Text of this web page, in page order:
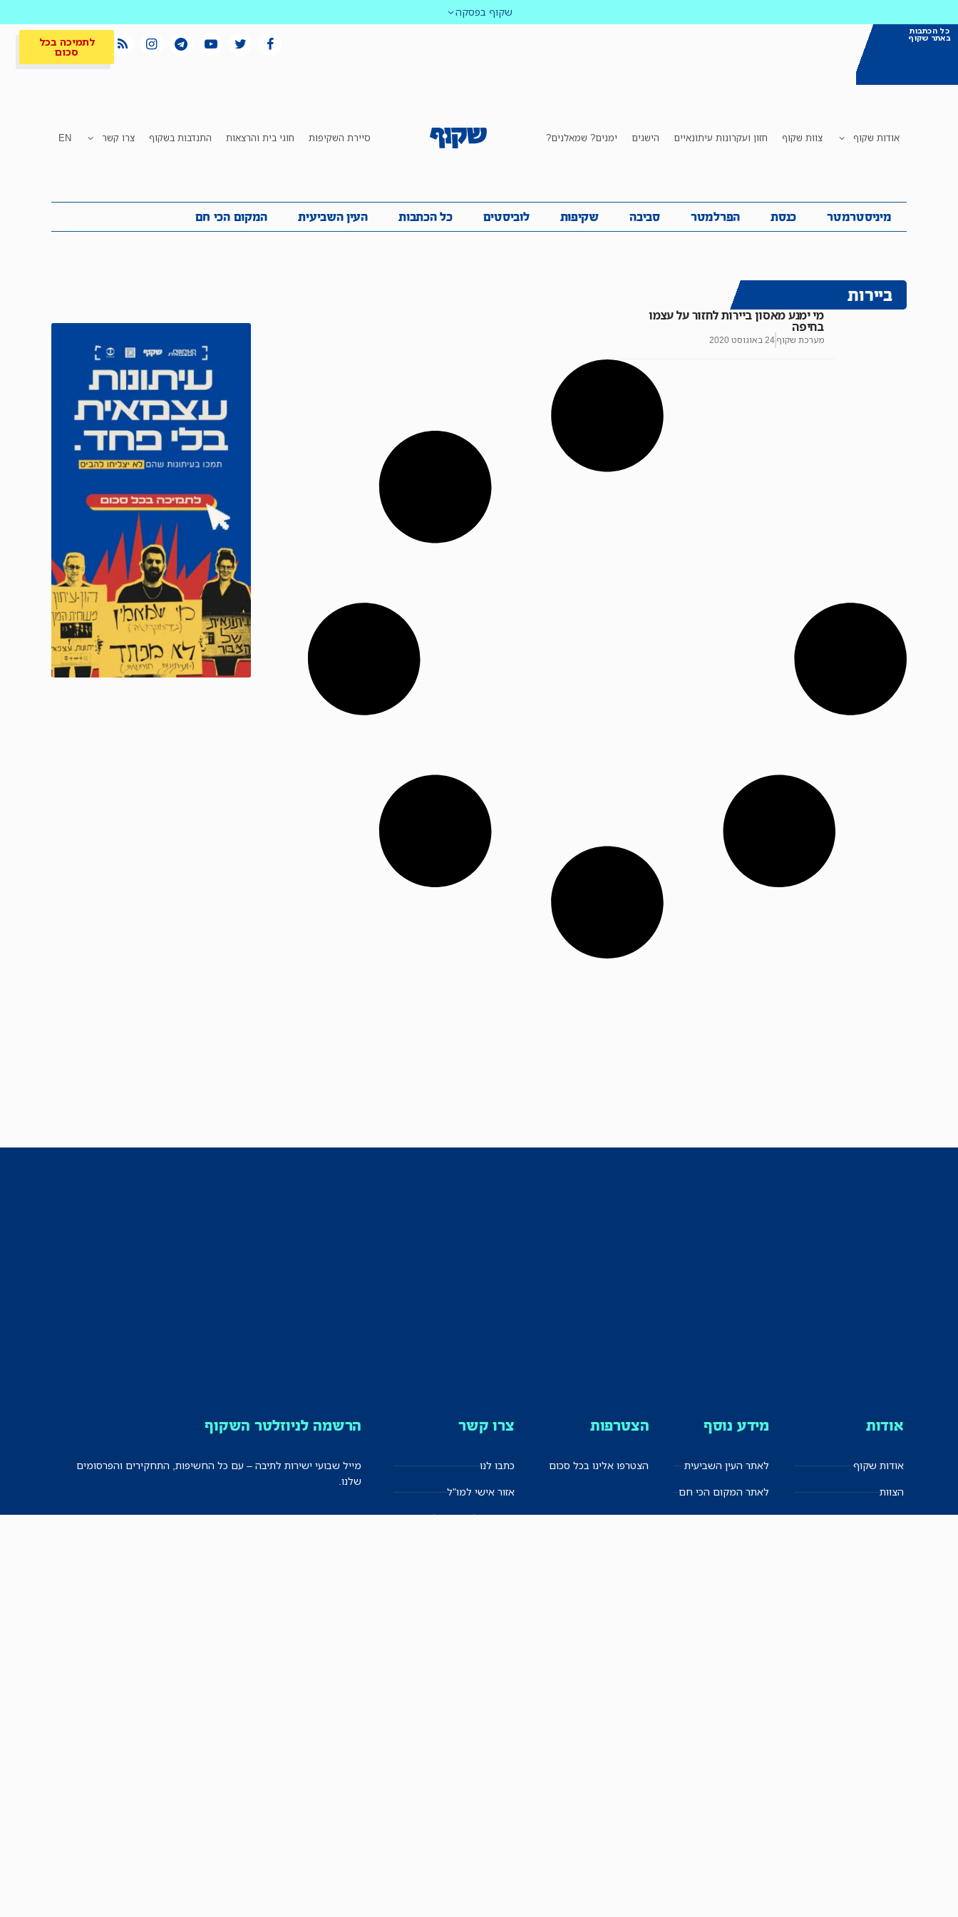
שקוף בפסקה
כל הכתבות
באתר שקוף לתמיכה בכל
סכום
אודות שקוף צוות שקוף חזון ועקרונות עיתונאיים הישגים ימנים? שמאלנים? סיירת השקיפות חוגי בית והרצאות התנדבות בשקוף צרו קשר EN
מיניסטרמטר כנסת הפרלמטר סביבה שקיפות לוביסטים כל הכתבות העין השביעית המקום הכי חם
מיניסטרמטר כנסת הפרלמטר סביבה שקיפות לוביסטים כל הכתבות העין השביעית המקום הכי חם לתמיכה בכל
ביירות
מי ימנע מאסון ביירות לחזור על עצמו
בחיפה
מערכת שקוף24 באוגוסט 2020
אודות
אודות שקוף
הצוות
הישגים
מידע נוסף
לאתר העין השביעית
לאתר המקום הכי חם
שקיפות עצמית
הצטרפות
הצטרפו אלינו בכל סכום
צרו קשר
כתבו לנו
אזור אישי למו"ל
תיבת הדלפות (מייל אדום)
הרשמה לניוזלטר השקוף
מייל שבועי ישירות לתיבה – עם כל החשיפות, התחקירים והפרסומים
שלנו.